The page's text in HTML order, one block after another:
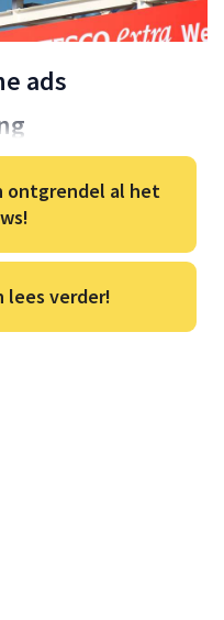
ads
ontgrendel al het
lees verder!